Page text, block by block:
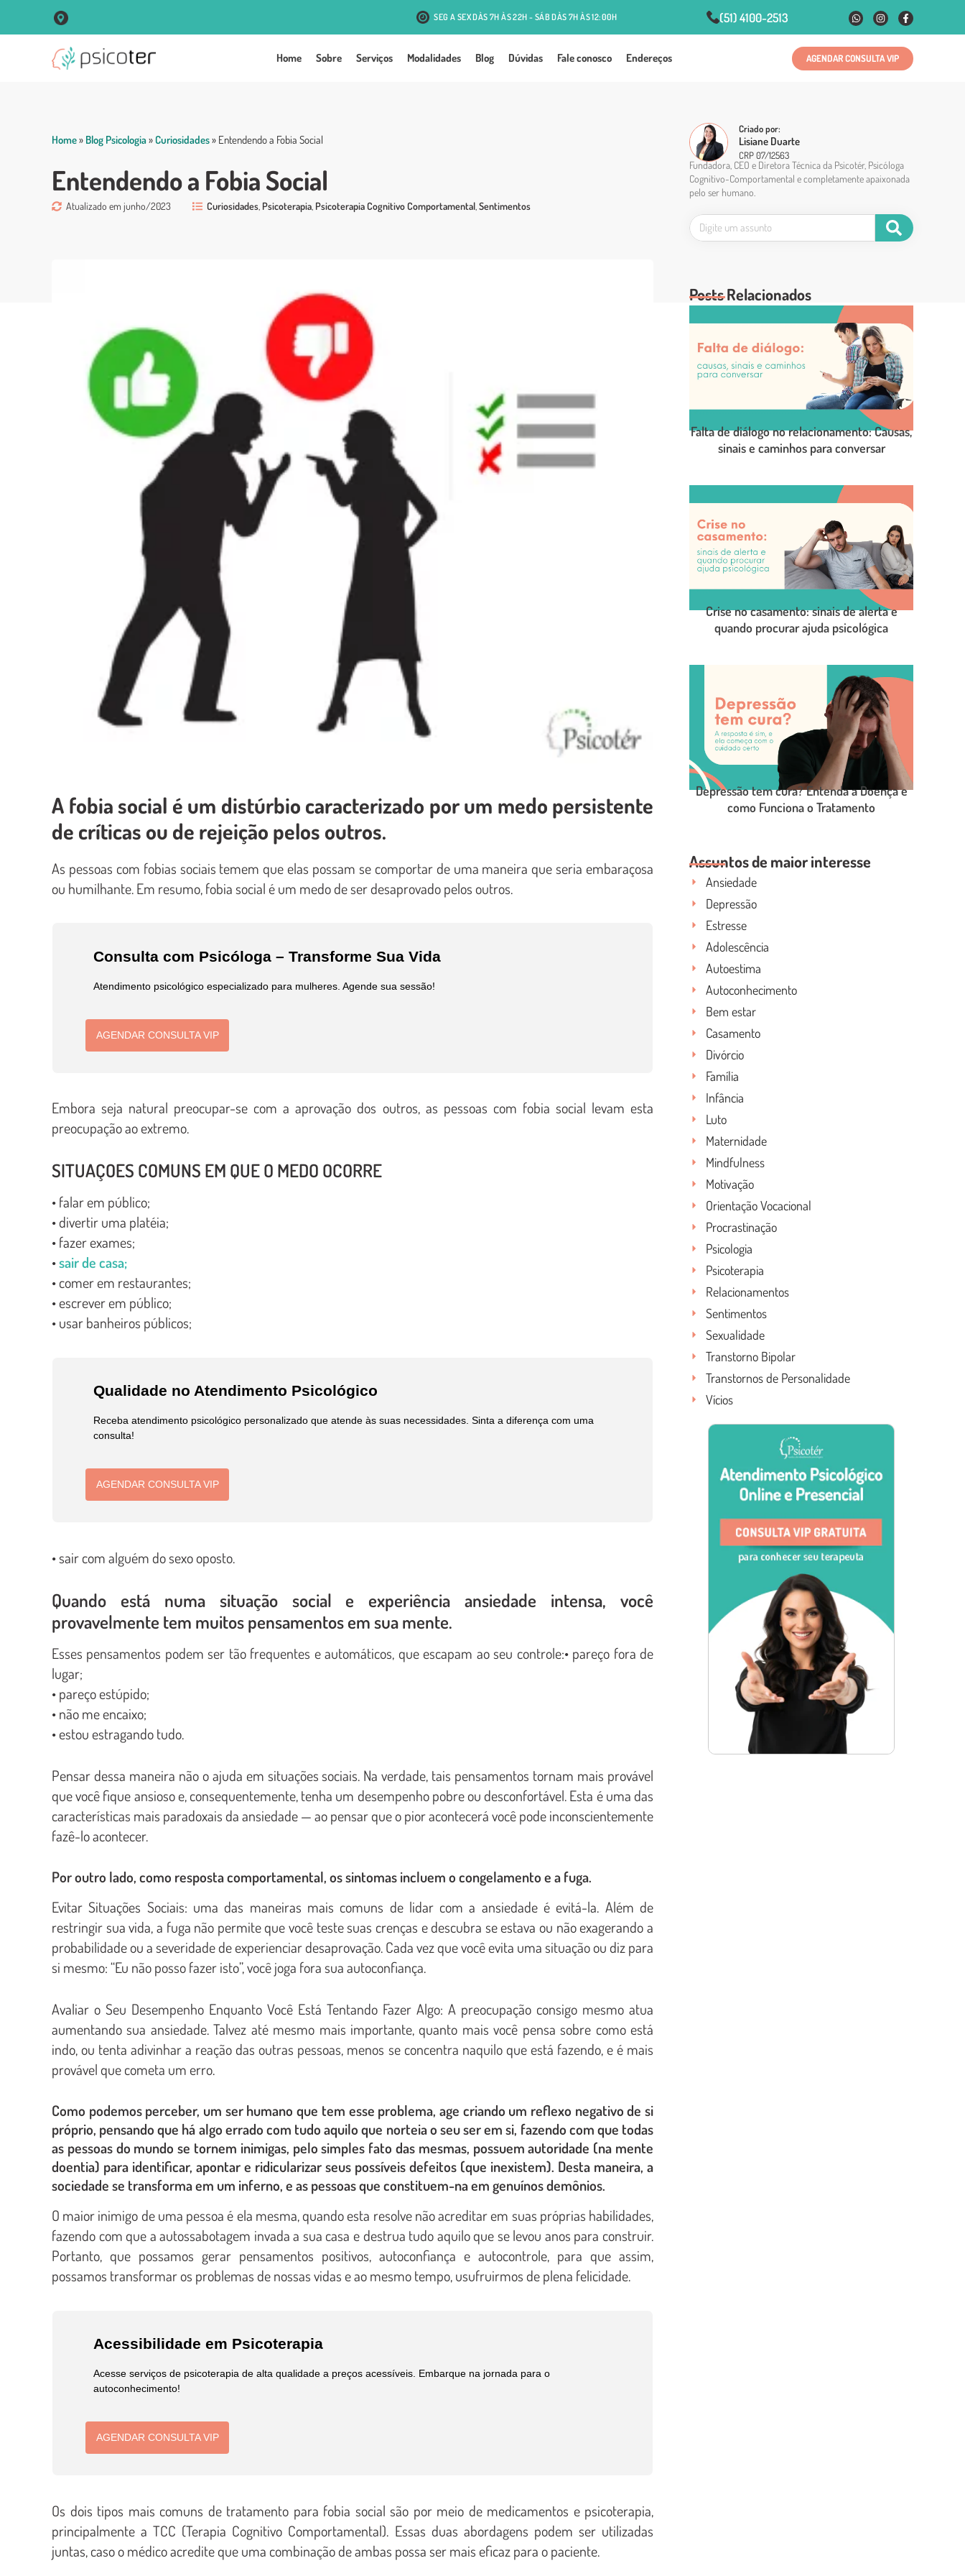
R. Vigário José Inácio, 250 Sala 102 Centro - Porto Alegre R. Antônio J. Mesquita, 131 - Passo d'Areia - Porto Alegre
SEG A SEX DÀS 7H ÀS 22H - SÁB DÀS 7H ÀS 12:00H (51) 4100-2513
Home Sobre Serviços Modalidades Blog Dúvidas Fale conosco Endereços AGENDAR CONSULTA VIP
Home» Blog Psicologia»Curiosidades» Entendendo a Fobia Social
Entendendo a Fobia Social
Atualizado em junho/2023 Curiosidades Psicoterapia Psicoterapia Cognitivo Comportamental Sentimentos
A fobia social é um distúrbio caracterizado por um medo persistente
de críticas ou de rejeição pelos outros.
As pessoas com fobias sociais temem que elas possam se comportar de uma maneira que seria embaraçosa
ou humilhante. Em resumo, fobia social é um medo de ser desaprovado pelos outros.
Consulta com Psicóloga – Transforme Sua Vida
Atendimento psicológico especializado para mulheres. Agende sua sessão!
AGENDAR CONSULTA VIP
Embora seja natural preocupar-se com a aprovação dos outros, as pessoas com fobia social levam esta
preocupação ao extremo.
SITUAÇOES COMUNS EM QUE O MEDO OCORRE
• falar em público;
• divertir uma platéia;
• fazer exames;
•sair de casa;
• comer em restaurantes;
• escrever em público;
• usar banheiros públicos;
Qualidade no Atendimento Psicológico
Receba atendimento psicológico personalizado que atende às suas necessidades. Sinta a diferença com uma
consulta!
AGENDAR CONSULTA VIP
• sair com alguém do sexo oposto.
Quando está numa situação social e experiência ansiedade intensa, você
provavelmente tem muitos pensamentos em sua mente.
Esses pensamentos podem ser tão frequentes e automáticos, que escapam ao seu controle:• pareço fora de
lugar;
• pareço estúpido;
• não me encaixo;
• estou estragando tudo.
Pensar dessa maneira não o ajuda em situações sociais. Na verdade, tais pensamentos tornam mais provável
que você fique ansioso e, consequentemente, tenha um desempenho pobre ou desconfortável. Esta é uma das
características mais paradoxais da ansiedade — ao pensar que o pior acontecerá você pode inconscientemente
fazê-lo acontecer.
Por outro lado, como resposta comportamental, os sintomas incluem o congelamento e a fuga.
Evitar Situações Sociais: uma das maneiras mais comuns de lidar com a ansiedade é evitá-la. Além de
restringir sua vida, a fuga não permite que você teste suas crenças e descubra se estava ou não exagerando a
probabilidade ou a severidade de experienciar desaprovação. Cada vez que você evita uma situação ou diz para
si mesmo: “Eu não posso fazer isto”, você joga fora sua autoconfiança.
Avaliar o Seu Desempenho Enquanto Você Está Tentando Fazer Algo: A preocupação consigo mesmo atua
aumentando sua ansiedade. Talvez até mesmo mais importante, quanto mais você pensa sobre como está
indo, ou tenta adivinhar a reação das outras pessoas, menos se concentra naquilo que está fazendo, e é mais
provável que cometa um erro.
Como podemos perceber, um ser humano que tem esse problema, age criando um reflexo negativo de si
próprio, pensando que há algo errado com tudo aquilo que norteia o seu ser em si, fazendo com que todas
as pessoas do mundo se tornem inimigas, pelo simples fato das mesmas, possuem autoridade (na mente
doentia) para identificar, apontar e ridicularizar seus possíveis defeitos (que inexistem). Desta maneira, a
sociedade se transforma em um inferno, e as pessoas que constituem-na em genuínos demônios.
O maior inimigo de uma pessoa é ela mesma, quando esta resolve não acreditar em suas próprias habilidades,
fazendo com que a autossabotagem invada a sua casa e destrua tudo aquilo que se levou anos para construir.
Portanto, que possamos gerar pensamentos positivos, autoconfiança e autocontrole, para que assim,
possamos transformar os problemas de nossas vidas e ao mesmo tempo, usufruirmos de plena felicidade.
Acessibilidade em Psicoterapia
Acesse serviços de psicoterapia de alta qualidade a preços acessíveis. Embarque na jornada para o
autoconhecimento!
AGENDAR CONSULTA VIP
Os dois tipos mais comuns de tratamento para fobia social são por meio de medicamentos e psicoterapia,
principalmente a TCC (Terapia Cognitivo Comportamental). Essas duas abordagens podem ser utilizadas
juntas, caso o médico acredite que uma combinação de ambas possa ser mais eficaz para o paciente.
Criado por:
Lisiane Duarte
CRP 07/12563
Fundadora, CEO e Diretora Técnica da Psicotér, Psicóloga
Cognitivo-Comportamental e completamente apaixonada
pelo ser humano.
Posts Relacionados
LEIA O POST COMPLETO
Falta de diálogo no relacionamento: Causas,
sinais e caminhos para conversar
LEIA O POST COMPLETO
Crise no casamento: sinais de alerta e
quando procurar ajuda psicológica
LEIA O POST COMPLETO
Depressão tem cura? Entenda a Doença e
como Funciona o Tratamento
Assuntos de maior interesse
Ansiedade
Depressão
Estresse
Adolescência
Autoestima
Autoconhecimento
Bem estar
Casamento
Divórcio
Família
Infância
Luto
Maternidade
Mindfulness
Motivação
Orientação Vocacional
Procrastinação
Psicologia
Psicoterapia
Relacionamentos
Sentimentos
Sexualidade
Transtorno Bipolar
Transtornos de Personalidade
Vícios